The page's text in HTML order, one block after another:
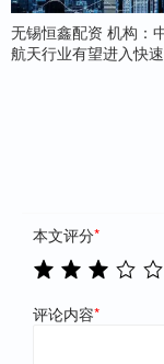
无锡恒鑫配资 机构：
航天行业有望进入快
本文评分*
评论内容*